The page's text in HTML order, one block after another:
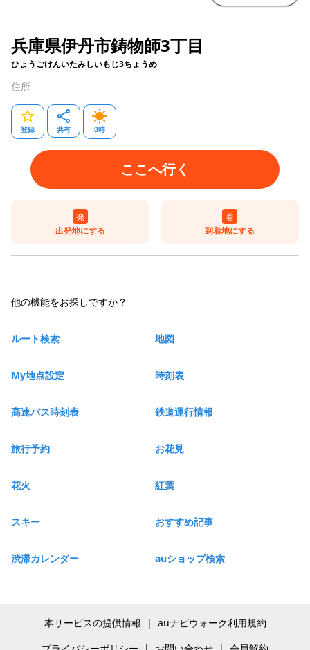
兵庫県伊丹市鋳物師3丁目
ひょうごけんいたみしいもじ3ちょうめ
住所
登録 共有 0時
ここへ行く
発
出発地にする
着
到着地にする
他の機能をお探しですか？
ルート検索 地図
My地点設定 時刻表
高速バス時刻表 鉄道運行情報
旅行予約 お花見
花火 紅葉
スキー おすすめ記事
渋滞カレンダー auショップ検索
本サービスの提供情報 | auナビウォーク利用規約